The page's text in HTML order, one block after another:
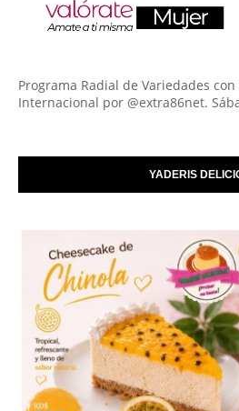
Programa Radial de Variedades
Internacional por @extra86net.
YADERIS